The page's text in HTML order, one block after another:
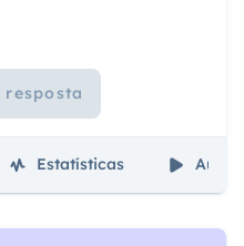
Estatísticas Aulas